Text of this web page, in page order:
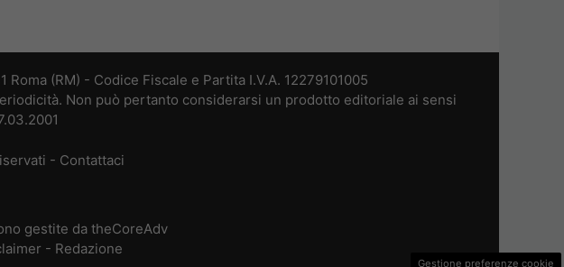
(RM) - Codice Fiscale e Partita I.V.A. 12279101005
Non può pertanto considerarsi un prodotto editoriale ai sensi
- Contattaci
gestite da theCoreAdv
- Redazione
Gestione preferenze cookie